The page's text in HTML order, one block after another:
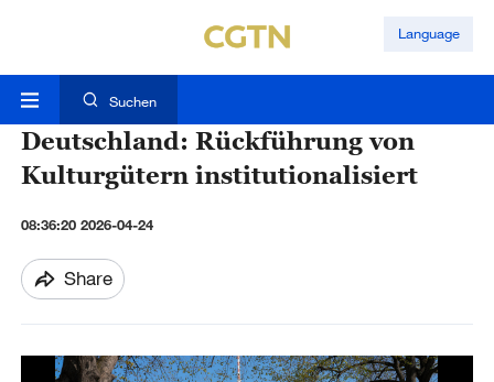
Language
Suchen
Deutschland: Rückführung von
Kulturgütern institutionalisiert
08:36:20 2026-04-24
Share